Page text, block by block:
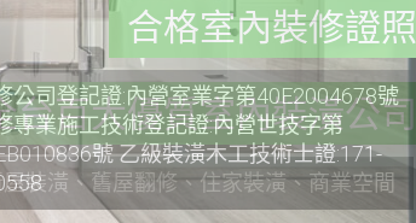
合格室內裝修證照
公司登記證:內營室業字第40E2004678號
專業施工技術登記證:內營世技字第
號 乙級裝潢木工技術士證:171-